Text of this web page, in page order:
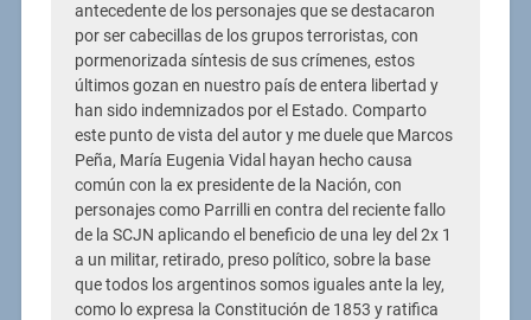
antecedente de los personajes que se destacaron
por ser cabecillas de los grupos terroristas, con
pormenorizada síntesis de sus crímenes, estos
últimos gozan en nuestro país de entera libertad y
han sido indemnizados por el Estado. Comparto
este punto de vista del autor y me duele que Marcos
Peña, María Eugenia Vidal hayan hecho causa
común con la ex presidente de la Nación, con
personajes como Parrilli en contra del reciente fallo
de la SCJN aplicando el beneficio de una ley del 2x 1
a un militar, retirado, preso político, sobre la base
que todos los argentinos somos iguales ante la ley,
como lo expresa la Constitución de 1853 y ratifica